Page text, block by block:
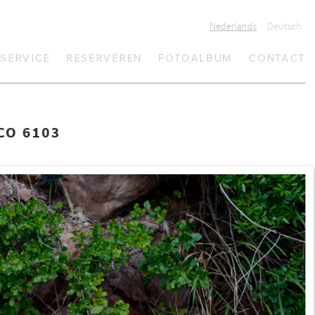
Nederlands Deutsch
SERVICE RESERVEREN FOTOALBUM CONTACT
6103